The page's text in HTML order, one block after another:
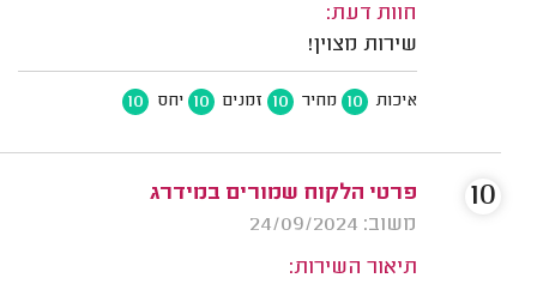
חוות דעת:
שירות מצוין!
איכות 10 מחיר 10 זמנים 10 יחס 10
פרטי הלקוח שמורים במידרג
משוב: 24/09/2024
תיאור השירות:
10